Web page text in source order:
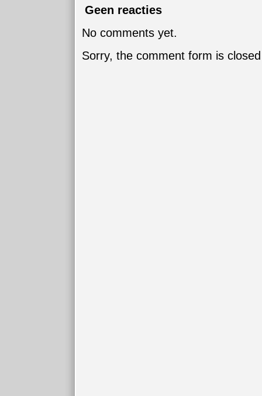
Geen reacties
No comments yet.
Sorry, the comment form is